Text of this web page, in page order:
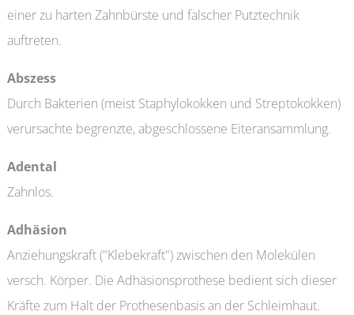
einer zu harten Zahnbürste und falscher Putztechnik
auftreten.
Abszess
Durch Bakterien (meist Staphylokokken und Streptokokken)
verursachte begrenzte, abgeschlossene Eiteransammlung.
Adental
Zahnlos.
Adhäsion
Anziehungskraft ("Klebekraft") zwischen den Molekülen
versch. Körper. Die Adhäsionsprothese bedient sich dieser
Kräfte zum Halt der Prothesenbasis an der Schleimhaut.